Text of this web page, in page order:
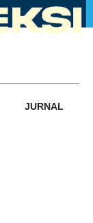
JURNAL